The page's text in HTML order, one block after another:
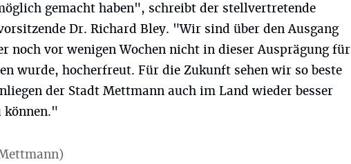
gemacht haben", schreibt der stellvertretende
Dr. Richard Bley. "Wir sind über den Ausgang
noch vor wenigen Wochen nicht in dieser Ausprägung für
wurde, hocherfreut. Für die Zukunft sehen wir so beste
der Stadt Mettmann auch im Land wieder besser
können."